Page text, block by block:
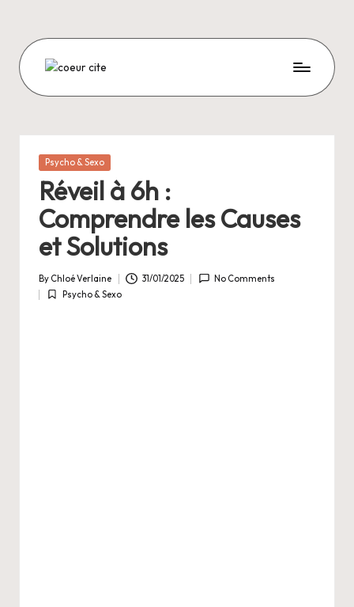
content
C
E
U
R
C
I
T
E
Posted
Psycho & Sexo
Réveil à 6h :
Comprendre les Causes
et Solutions
Posted
by
By Chloé Verlaine 31/01/2025 No Comments
Posted
Psycho & Sexo